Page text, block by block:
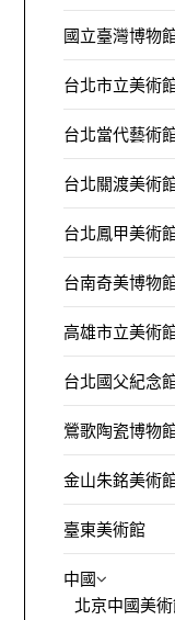
國立臺灣博物
台北市立美術
台北當代藝術
台北關渡美術
台北鳳甲美術
台南奇美博物
高雄市立美術
台北國父紀念
鶯歌陶瓷博物
金山朱銘美術
臺東美術館
中國
北京中國美